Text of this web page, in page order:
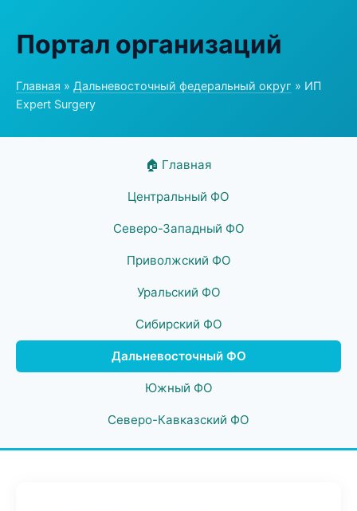
Портал организаций
Главная » Дальневосточный федеральный округ » ИП
Expert Surgery
🏠 Главная
Центральный ФО
Северо-Западный ФО
Приволжский ФО
Уральский ФО
Сибирский ФО
Дальневосточный ФО
Южный ФО
Северо-Кавказский ФО